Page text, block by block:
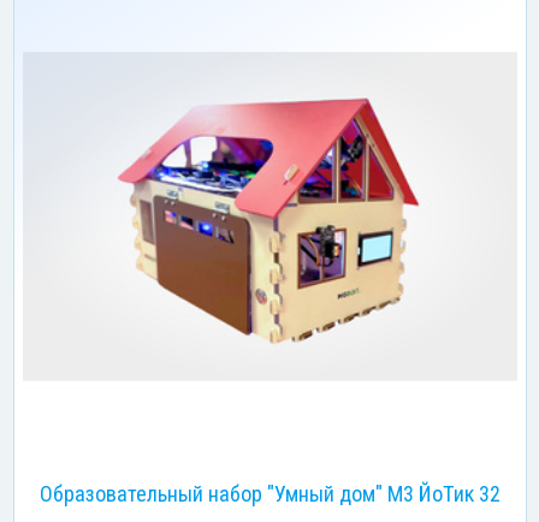
Образовательный набор "Умный дом" М3 ЙоТик 32